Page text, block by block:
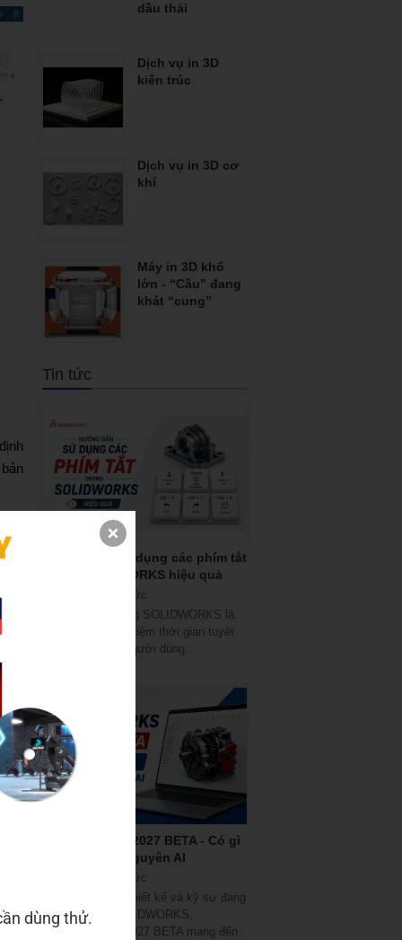
dầu thải
Dịch vụ in 3D
kiến trúc
Dịch vụ in 3D cơ
khí
Máy in 3D khổ
lớn - “Cầu” đang
khát “cung”
Tin tức
Hướng dẫn sử dụng các phím tắt
trong SOLIDWORKS hiệu quả
Tin tức
Các phím tắt trong SOLIDWORKS là
một công cụ tiết kiệm thời gian tuyệt
vời, và hầu hết người dùng...
SOLIDWORKS 2027 BETA - Có gì
mới trong kỷ nguyên AI
Tin tức
Đối với các nhà thiết kế và kỹ sư đang
làm việc với SOLIDWORKS,
SOLIDWORKS 2027 BETA mang đến
dùng thử.